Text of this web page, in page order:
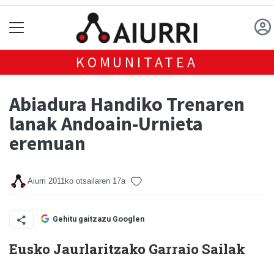
KOMUNITATEA
Abiadura Handiko Trenaren
lanak Andoain-Urnieta
eremuan
Aiurri 2011ko otsailaren 17a
Gehitu gaitzazu Googlen
Eusko Jaurlaritzako Garraio Sailak